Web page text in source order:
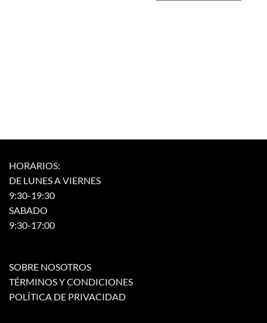
HORARIOS:
DE LUNES A VIERNES
9:30-19:30
SABADO
9:30-17:00
SOBRE NOSOTROS
TÉRMINOS Y CONDICIONES
POLÍTICA DE PRIVACIDAD